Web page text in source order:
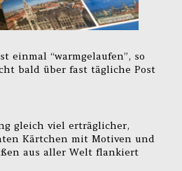
einmal “warmgelaufen”, so
bald über fast tägliche Post
gleich viel erträglicher,
Kärtchen mit Motiven und
aus aller Welt flankiert